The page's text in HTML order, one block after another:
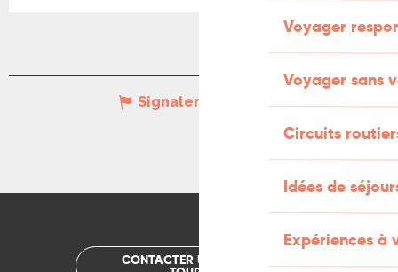
Voyager
Voyager sans
Circuits
Idées de
Expériences à
Signaler une erreur
CONTACTER UN OFFICE DE